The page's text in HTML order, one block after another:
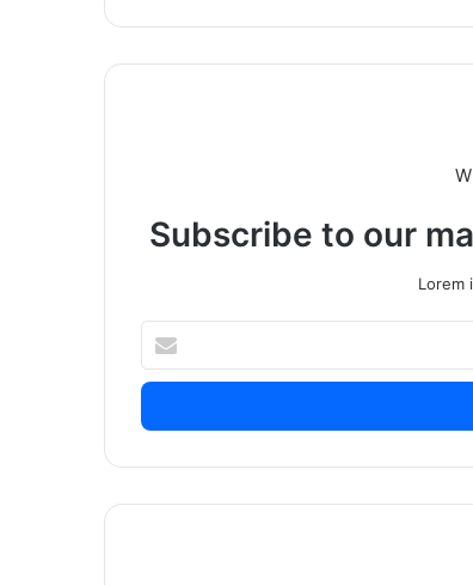
Subscribe to our
Lorem
your
Email